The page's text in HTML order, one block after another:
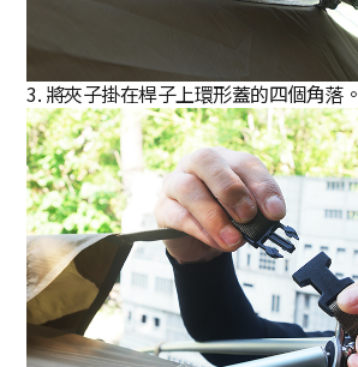
3. 將夾子掛在桿子上環形蓋的四個角落。